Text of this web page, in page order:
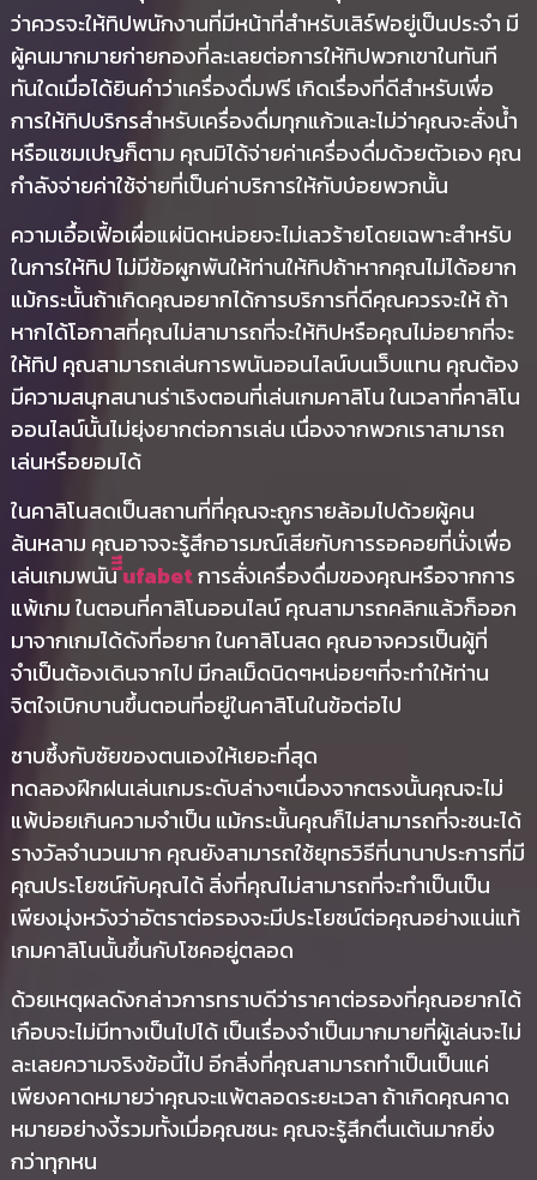
ว่าควรจะให้ทิปพนักงานที่มีหน้าที่สำหรับเสิร์ฟอยู่เป็นประจำ มี
ผู้คนมากมายก่ายกองที่ละเลยต่อการให้ทิปพวกเขาในทันที
ทันใดเมื่อได้ยินคำว่าเครื่องดื่มฟรี เกิดเรื่องที่ดีสำหรับเพื่อ
การให้ทิปบริกรสำหรับเครื่องดื่มทุกแก้วและไม่ว่าคุณจะสั่งน้ำ
หรือแชมเปญก็ตาม คุณมิได้จ่ายค่าเครื่องดื่มด้วยตัวเอง คุณ
กำลังจ่ายค่าใช้จ่ายที่เป็นค่าบริการให้กับบ๋อยพวกนั้น
ความเอื้อเฟื้อเผื่อแผ่นิดหน่อยจะไม่เลวร้ายโดยเฉพาะสำหรับ
ในการให้ทิป ไม่มีข้อผูกพันให้ท่านให้ทิปถ้าหากคุณไม่ได้อยาก
แม้กระนั้นถ้าเกิดคุณอยากได้การบริการที่ดีคุณควรจะให้ ถ้า
หากได้โอกาสที่คุณไม่สามารถที่จะให้ทิปหรือคุณไม่อยากที่จะ
ให้ทิป คุณสามารถเล่นการพนันออนไลน์บนเว็บแทน คุณต้อง
มีความสนุกสนานร่าเริงตอนที่เล่นเกมคาสิโน ในเวลาที่คาสิโน
ออนไลน์นั้นไม่ยุ่งยากต่อการเล่น เนื่องจากพวกเราสามารถ
เล่นหรือยอมได้
ในคาสิโนสดเป็นสถานที่ที่คุณจะถูกรายล้อมไปด้วยผู้คน
ล้นหลาม คุณอาจจะรู้สึกอารมณ์เสียกับการรอคอยที่นั่งเพื่อ
เล่นเกมพนันีีีufabetการสั่งเครื่องดื่มของคุณหรือจากการ
แพ้เกม ในตอนที่คาสิโนออนไลน์ คุณสามารถคลิกแล้วก็ออก
มาจากเกมได้ดังที่อยาก ในคาสิโนสด คุณอาจควรเป็นผู้ที่
จำเป็นต้องเดินจากไป มีกลเม็ดนิดๆหน่อยๆที่จะทำให้ท่าน
จิตใจเบิกบานขึ้นตอนที่อยู่ในคาสิโนในข้อต่อไป
ซาบซึ้งกับชัยของตนเองให้เยอะที่สุด
ทดลองฝึกฝนเล่นเกมระดับล่างๆเนื่องจากตรงนั้นคุณจะไม่
แพ้บ่อยเกินความจำเป็น แม้กระนั้นคุณก็ไม่สามารถที่จะชนะได้
รางวัลจำนวนมาก คุณยังสามารถใช้ยุทธวิธีที่นานาประการที่มี
คุณประโยชน์กับคุณได้ สิ่งที่คุณไม่สามารถที่จะทำเป็นเป็น
เพียงมุ่งหวังว่าอัตราต่อรองจะมีประโยชน์ต่อคุณอย่างแน่แท้
เกมคาสิโนนั้นขึ้นกับโชคอยู่ตลอด
ด้วยเหตุผลดังกล่าวการทราบดีว่าราคาต่อรองที่คุณอยากได้
เกือบจะไม่มีทางเป็นไปได้ เป็นเรื่องจำเป็นมากมายที่ผู้เล่นจะไม่
ละเลยความจริงข้อนี้ไป อีกสิ่งที่คุณสามารถทำเป็นเป็นแค่
เพียงคาดหมายว่าคุณจะแพ้ตลอดระยะเวลา ถ้าเกิดคุณคาด
หมายอย่างงี้รวมทั้งเมื่อคุณชนะ คุณจะรู้สึกตื่นเต้นมากยิ่ง
กว่าทุกหน